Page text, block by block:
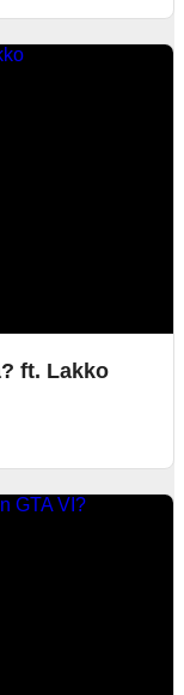
ft. Lakko